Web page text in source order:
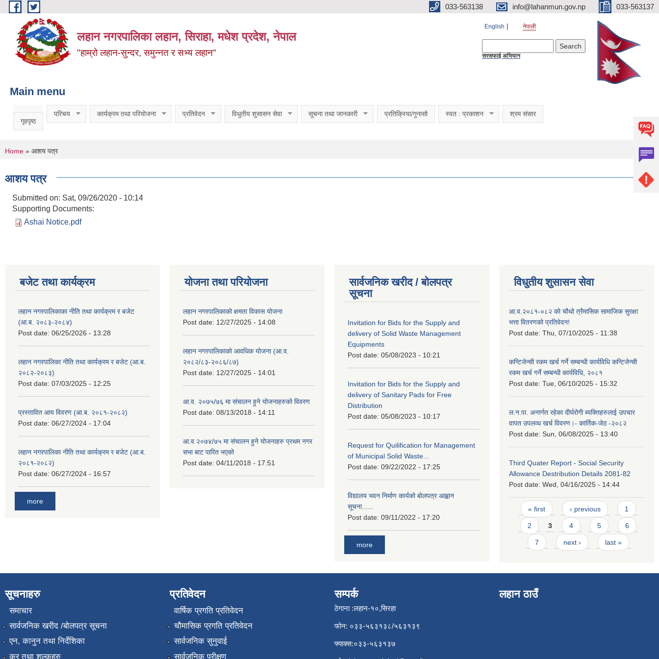
Skip to main content 033-563138 info@lahanmun.gov.np 033-563137
लहान नगरपालिका लहान, सिराहा, मधेश प्रदेश, नेपाल
"हाम्रो लहान-सुन्दर, समुन्नत र सभ्य लहान"
English नेपाली
सरसफाई अभियान
Main menu
गृहपृष्ठ
परिचय कार्यक्रम तथा परियोजना प्रतिवेदन विधुतीय शुसासन सेवा सूचना तथा जानकारी प्रतिक्रिया/गुनासो स्वत : प्रकाशन श्रम संसार
You are here
Home » आशय पत्र
आशय पत्र
Submitted on: Sat, 09/26/2020 - 10:14
Supporting Documents:
Ashai Notice.pdf
बजेट तथा कार्यक्रम
लहान नगरपालिकाका नीति तथा कार्यक्रम र बजेट
(आ.ब. २०८३-२०८४)
Post date: 06/25/2026 - 13:28
लहान नगरपालिका नीति तथा कार्यक्रम र बजेट (आ.ब.
२०८२-२०८३)
Post date: 07/03/2025 - 12:25
प्रस्तावित आय विवरण (आ.ब. २०८१-२०८२)
Post date: 06/27/2024 - 17:04
लहान नगरपालिका नीति तथा कार्यक्रम र बजेट (आ.ब.
२०८१-२०८२)
Post date: 06/27/2024 - 16:57
more
योजना तथा परियोजना
लहान नगरपालिकाको क्षमता विकास योजना
Post date: 12/27/2025 - 14:08
लहान नगरपालिकाको आवधिक योजना (आ.व.
२०८२/८३-२०८६/८७)
Post date: 12/27/2025 - 14:01
आ.व. २०७५/७६ मा संचालन हुने योजनाहरुको विवरण
Post date: 08/13/2018 - 14:11
आ.व २०७४/७५ मा संचालन हुने योजनाहरु प्रथम नगर
सभा बाट पारित भएको
Post date: 04/11/2018 - 17:51
सार्वजनिक खरीद / बोलपत्र
सूचना
Invitation for Bids for the Supply and
delivery of Solid Waste Management
Equipments
Post date: 05/08/2023 - 10:21
Invitation for Bids for the Supply and
delivery of Sanitary Pads for Free
Distribution
Post date: 05/08/2023 - 10:17
Request for Quilification for Management
of Municipal Solid Waste...
Post date: 09/22/2022 - 17:25
विद्यालय भवन निर्माण कार्यको बोलपत्र आह्वान
सूचना......
Post date: 09/11/2022 - 17:20
more
विधुतीय शुसासन सेवा
आ.व.२०८१-०८२ को चौथो त्रैमासिक सामाजिक सुरक्षा
भत्ता वितरणको प्रतिवेदन!
Post date: Thu, 07/10/2025 - 11:38
कन्टिजेन्सी रकम खर्च गर्ने सम्बन्धी कार्यविधि कन्टिजेन्सी
रकम खर्च गर्ने सम्बन्धी कार्यविधि, २०८१
Post date: Tue, 06/10/2025 - 15:32
ल.न.पा. अन्तर्गत रहेका दीर्घरोगी ब्यक्तिहरुलाई उपचार
वापत उपलव्ध खर्च विवरण।- कार्तिक-जेठ -२०८२
Post date: Sun, 06/08/2025 - 13:40
Third Quater Report - Social Security
Allowance Destribution Details 2081-82
Post date: Wed, 04/16/2025 - 14:44
Pages
« first ‹ previous 1
2 3 4 5 6
7 next › last »
सूचनाहरु
समाचार
सार्वजनिक खरीद /बोलपत्र सूचना
एन, कानुन तथा निर्देशिका
कर तथा शुल्कहरु
प्रतिवेदन
वार्षिक प्रगति प्रतिवेदन
चौमासिक प्रगति प्रतिवेदन
सार्वजनिक सुनुवाई
सार्वजनिक परीक्षण
सम्पर्क
ठेगाना :लहान-१०,सिरहा
फोन: ०३३-५६३१३८/५६३१३९
फ्याक्स:०३३-५६३१३७
लहान ठाउँ